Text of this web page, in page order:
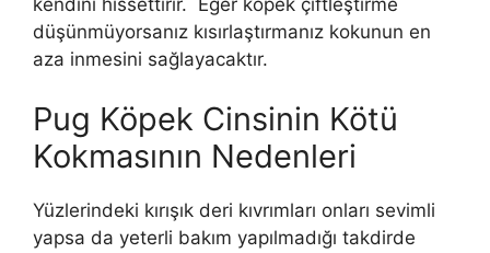
düşünmüyorsanız kısırlaştırmanız kokunun en
aza inmesini sağlayacaktır.
Pug Köpek Cinsinin Kötü
Kokmasının Nedenleri
Yüzlerindeki kırışık deri kıvrımları onları sevimli
yapsa da yeterli bakım yapılmadığı takdirde